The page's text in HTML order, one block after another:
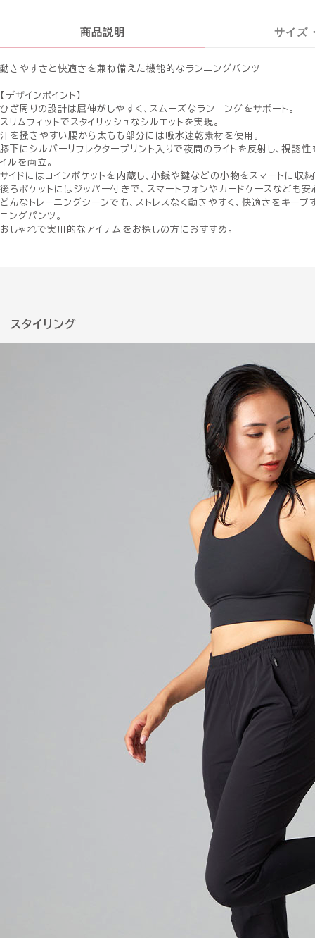
商品説明 サイズ
動きやすさと快適さを兼ね備えた機能的なランニングパンツ
【デザインポイント】
ひざ周りの設計は屈伸がしやすく、スムーズなランニングをサポート。
スリムフィットでスタイリッシュなシルエットを実現。
汗を掻きやすい腰から太もも部分には吸水速乾素材を使用。
膝下にシルバーリフレクタープリント入りで夜間のライトを反射し、視認
イルを両立。
サイドにはコインポケットを内蔵し、小銭や鍵などの小物をスマートに収納
後ろポケットにはジッパー付きで、スマートフォンやカードケースなども安
どんなトレーニングシーンでも、ストレスなく動きやすく、快適さをキー
ニングパンツ。
おしゃれで実用的なアイテムをお探しの方におすすめ。
スタイリング